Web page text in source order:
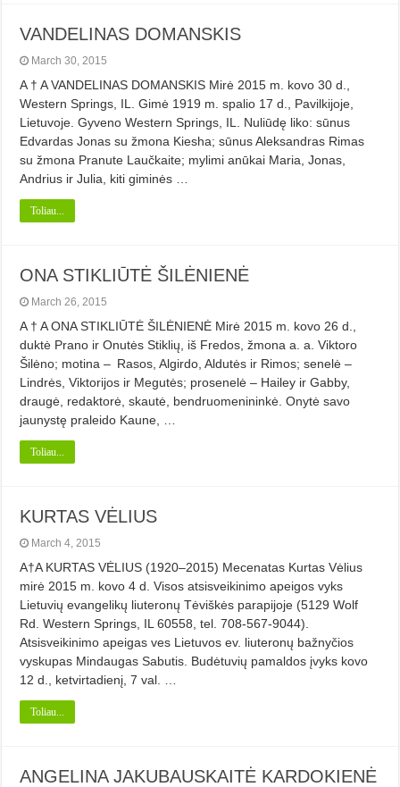
VANDELINAS DOMANSKIS
March 30, 2015
A † A VANDELINAS DOMANSKIS Mirė 2015 m. kovo 30 d.,
Western Springs, IL. Gimė 1919 m. spalio 17 d., Pavilkijoje,
Lietuvoje. Gyveno Western Springs, IL. Nuliūdę liko: sūnus
Edvardas Jonas su žmona Kiesha; sūnus Aleksandras Rimas
su žmona Pranute Laučkaite; mylimi anūkai Maria, Jonas,
Andrius ir Julia, kiti giminės …
Toliau...
ONA STIKLIŪTĖ ŠILĖNIENĖ
March 26, 2015
A † A ONA STIKLIŪTĖ ŠILĖNIENĖ Mirė 2015 m. kovo 26 d.,
duktė Prano ir Onutės Stiklių, iš Fredos, žmona a. a. Viktoro
Šilėno; motina – Rasos, Algirdo, Aldutės ir Rimos; senelė –
Lindrės, Viktorijos ir Megutės; prosenelė – Hailey ir Gabby,
draugė, redaktorė, skautė, bendruomenininkė. Onytė savo
jaunystę praleido Kaune, …
Toliau...
KURTAS VĖLIUS
March 4, 2015
A†A KURTAS VĖLIUS (1920–2015) Mecenatas Kurtas Vėlius
mirė 2015 m. kovo 4 d. Visos atsisveikinimo apeigos vyks
Lietuvių evangelikų liuteronų Tėviškės parapijoje (5129 Wolf
Rd. Western Springs, IL 60558, tel. 708-567-9044).
Atsisveikinimo apeigas ves Lietuvos ev. liuteronų bažnyčios
vyskupas Mindaugas Sabutis. Budėtuvių pamaldos įvyks kovo
12 d., ketvirtadienį, 7 val. …
Toliau...
ANGELINA JAKUBAUSKAITĖ KARDOKIENĖ